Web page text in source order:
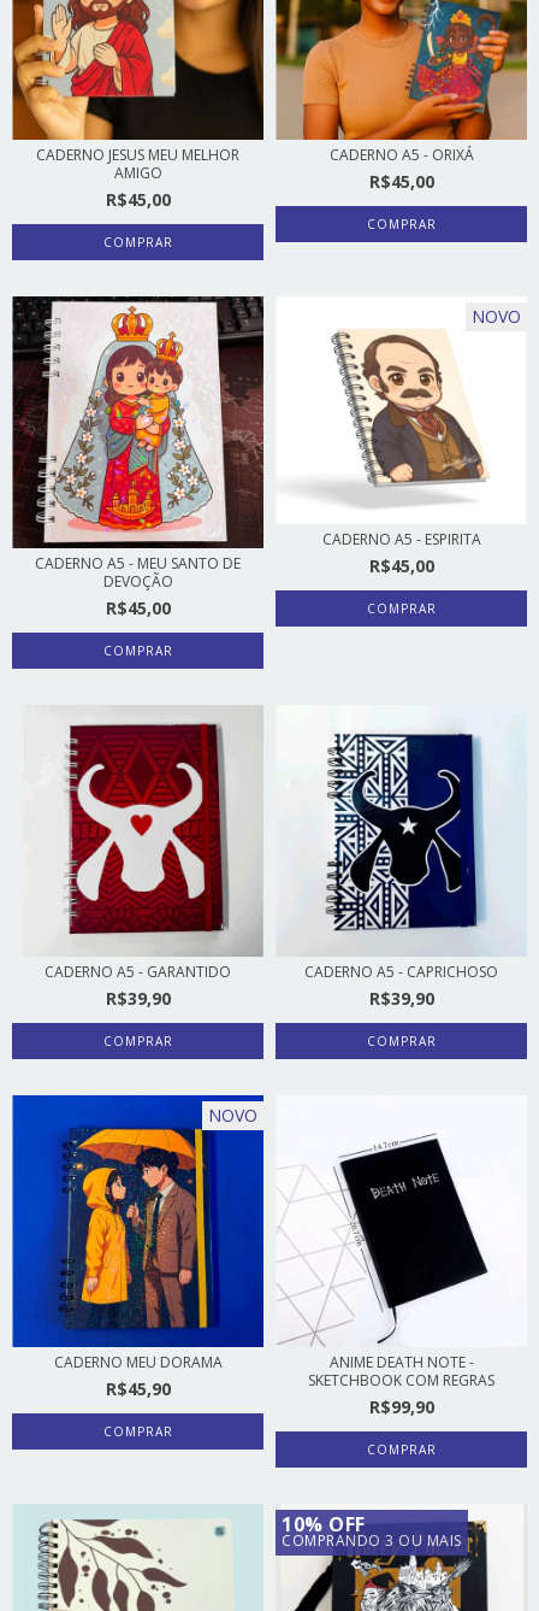
CADERNO JESUS MEU MELHOR
AMIGO
R$45,00
CADERNO A5 - ORIXÁ
R$45,00
COMPRAR
CADERNO A5 - MEU SANTO DE
DEVOÇÃO
R$45,00
COMPRAR
NOVO
CADERNO A5 - ESPIRITA
R$45,00
COMPRAR
CADERNO A5 - GARANTIDO
R$39,90
COMPRAR
CADERNO A5 - CAPRICHOSO
R$39,90
COMPRAR
NOVO
CADERNO MEU DORAMA
R$45,90
COMPRAR
ANIME DEATH NOTE -
SKETCHBOOK COM REGRAS
R$99,90
10% OFF
COMPRANDO 3 OU MAIS